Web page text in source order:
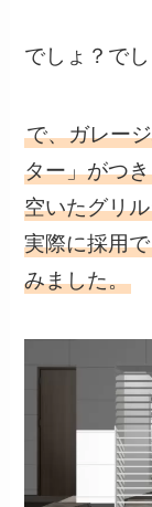
でしょ？でし
で、ガレー
ター」がつ
空いたグリ
実際に採用
みました。